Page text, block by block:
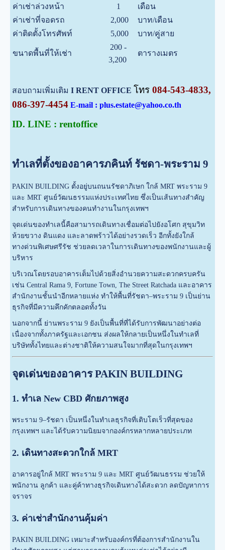
ค่าเช่าล่วงหน้า 1
เดือน
ค่าเช่าที่จอดรถ
2,000
บาท/เดือน
ค่าติดตั้งโทรศัพท์
5,000 บาท/คู่สาย
ขนาดพื้นที่ให้เช่า
200 -
3,200
ตารางเมตร
สอบถามเพิ่มเติม I RENT OFFICE โทร 084-543-4833,
086-397-4454 E-mail : plus.estate@yahoo.co.th
ID. LINE : rentoffice
ทำเลที่ตั้งของอาคารภคินท์ รัชดา-พระราม 9
PAKIN BUILDING ตั้งอยู่บนถนนรัชดาภิเษก ใกล้ MRT พระราม 9
และ MRT ศูนย์วัฒนธรรมแห่งประเทศไทย ซึ่งเป็นเส้นทางสำคัญ
สำหรับการเดินทางของคนทำงานในกรุงเทพฯ
จุดเด่นของทำเลนี้คือสามารถเดินทางเชื่อมต่อไปยังอโศก สุขุมวิท
ห้วยขวาง ดินแดง และลาดพร้าวได้อย่างรวดเร็ว อีกทั้งยังใกล้
ทางด่วนพิเศษศรีรัช ช่วยลดเวลาในการเดินทางของพนักงานและผู้
บริหาร
บริเวณโดยรอบอาคารเต็มไปด้วยสิ่งอำนวยความสะดวกครบครัน
เช่น Central Rama 9, Fortune Town, The Street Ratchada และอาคาร
สำนักงานชั้นนำอีกหลายแห่ง ทำให้พื้นที่รัชดา–พระราม 9 เป็นย่าน
ธุรกิจที่มีความคึกคักตลอดทั้งวัน
นอกจากนี้ ย่านพระราม 9 ยังเป็นพื้นที่ที่ได้รับการพัฒนาอย่างต่อ
เนื่องจากทั้งภาครัฐและเอกชน ส่งผลให้กลายเป็นหนึ่งในทำเลที่
บริษัททั้งไทยและต่างชาติให้ความสนใจมากที่สุดในกรุงเทพฯ
จุดเด่นของอาคาร PAKIN BUILDING
1. ทำเล New CBD ศักยภาพสูง
พระราม 9–รัชดา เป็นหนึ่งในทำเลธุรกิจที่เติบโตเร็วที่สุดของ
กรุงเทพฯ และได้รับความนิยมจากองค์กรหลากหลายประเภท
2. เดินทางสะดวกใกล้ MRT
อาคารอยู่ใกล้ MRT พระราม 9 และ MRT ศูนย์วัฒนธรรม ช่วยให้
พนักงาน ลูกค้า และคู่ค้าทางธุรกิจเดินทางได้สะดวก ลดปัญหาการ
จราจร
3. ค่าเช่าสำนักงานคุ้มค่า
PAKIN BUILDING เหมาะสำหรับองค์กรที่ต้องการสำนักงานใน